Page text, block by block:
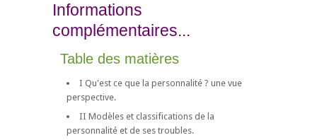
Informations
complémentaires...
Table des matières
I Qu'est ce que la personnalité ? une vue
perspective.
II Modèles et classifications de la
personnalité et de ses troubles.